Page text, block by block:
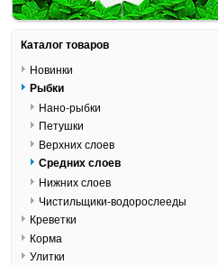
Каталог товаров
Новинки
Рыбки
Нано-рыбки
Петушки
Верхних слоев
Средних слоев
Нижних слоев
Чистильщики-водорослееды
Креветки
Корма
Улитки